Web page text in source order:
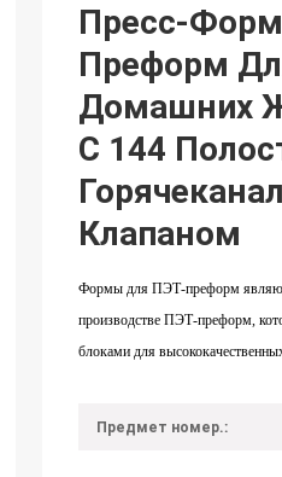
Пресс-
Преформ
Домашних
С 144
Клапаном
Формы для ПЭТ-преформ
производстве ПЭТ-преформ,
блоками для
Предмет номер.: